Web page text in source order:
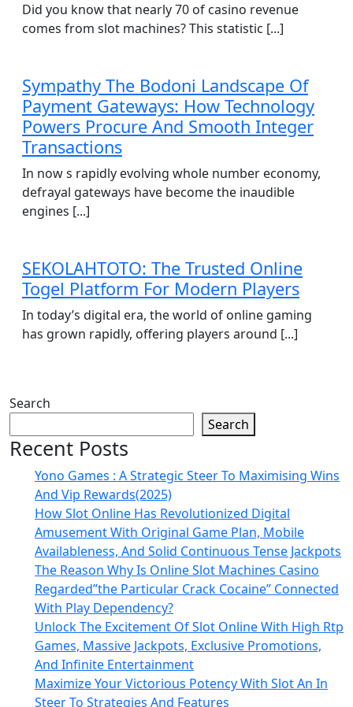
Did you know that nearly 70 of casino revenue
comes from slot machines? This statistic [...]
Sympathy The Bodoni Landscape Of
Payment Gateways: How Technology
Powers Procure And Smooth Integer
Transactions
In now s rapidly evolving whole number economy,
defrayal gateways have become the inaudible
engines [...]
SEKOLAHTOTO: The Trusted Online
Togel Platform For Modern Players
In today’s digital era, the world of online gaming
has grown rapidly, offering players around [...]
Search
Search
Recent Posts
Yono Games : A Strategic Steer To Maximising Wins
And Vip Rewards(2025)
How Slot Online Has Revolutionized Digital
Amusement With Original Game Plan, Mobile
Availableness, And Solid Continuous Tense Jackpots
The Reason Why Is Online Slot Machines Casino
Regarded”the Particular Crack Cocaine” Connected
With Play Dependency?
Unlock The Excitement Of Slot Online With High Rtp
Games, Massive Jackpots, Exclusive Promotions,
And Infinite Entertainment
Maximize Your Victorious Potency With Slot An In
Steer To Strategies And Features